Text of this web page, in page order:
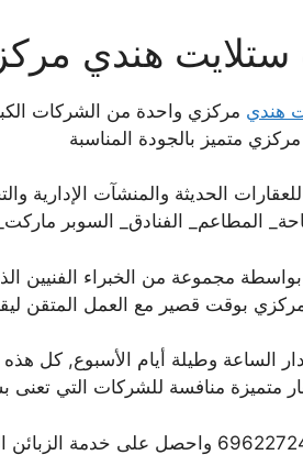
ستلايت هندي
هندي مركزي واحدة من الشركات
متميز بالجودة المناسبة
الحديثة والمنشآت الإدارية
المطاعم_ الفنادق_ السوبر
بواسطة مجموعة من الخبراء الفنيين
بوقت قصير مع العمل المتقن
الساعة وطيلة أيام الأسبوع, كل هذه
متميزة منافسة للشركات التي تعنى
تواصل معنا 69622724 واحصل على